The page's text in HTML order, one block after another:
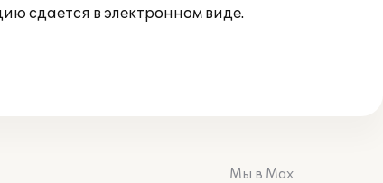
сдается в электронном виде.
Мы в Max